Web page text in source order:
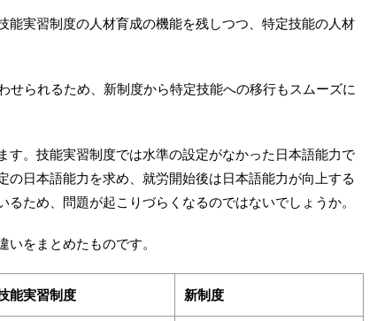
能実習制度の人材育成の機能を残しつつ、特定技能の人材
せられるため、新制度から特定技能への移行もスムーズに
す。技能実習制度では水準の設定がなかった日本語能力で
の日本語能力を求め、就労開始後は日本語能力が向上する
ため、問題が起こりづらくなるのではないでしょうか。
をまとめたものです。
能実習制度 新制度